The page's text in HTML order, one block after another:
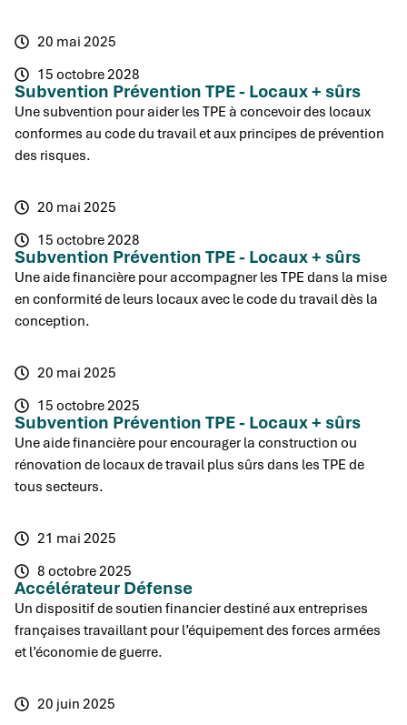
20 mai 2025
15 octobre 2028
Subvention Prévention TPE - Locaux + sûrs
Une subvention pour aider les TPE à concevoir des locaux
conformes au code du travail et aux principes de prévention
des risques.
20 mai 2025
15 octobre 2028
Subvention Prévention TPE - Locaux + sûrs
Une aide financière pour accompagner les TPE dans la mise
en conformité de leurs locaux avec le code du travail dès la
conception.
20 mai 2025
15 octobre 2025
Subvention Prévention TPE - Locaux + sûrs
Une aide financière pour encourager la construction ou
rénovation de locaux de travail plus sûrs dans les TPE de
tous secteurs.
21 mai 2025
8 octobre 2025
Accélérateur Défense
Un dispositif de soutien financier destiné aux entreprises
françaises travaillant pour l’équipement des forces armées
et l’économie de guerre.
20 juin 2025